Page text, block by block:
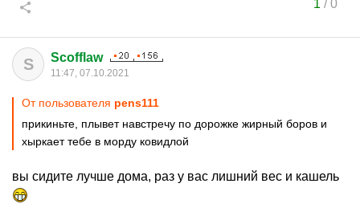
1 / 0
S Scofflaw
11:47, 07.10.2021
От пользователя pens111
прикиньте, плывет навстречу по дорожке жирный боров и
хыркает тебе в морду ковидлой
вы сидите лучше дома, раз у вас лишний вес и кашель